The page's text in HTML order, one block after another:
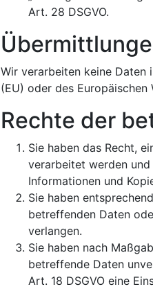
Art. 28 DSGVO.
Wir verarbeiten keine Daten
(EU) oder des Europäischen
Rechte der
Sie haben das Recht,
verarbeitet werden
Informationen und
Sie haben
betreffenden Daten
verlangen.
Sie haben nach
betreffende Daten
Art. 18 DSGVO eine